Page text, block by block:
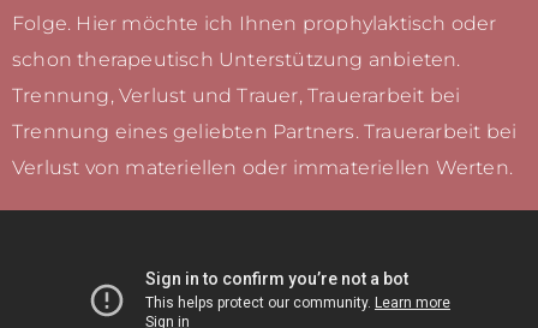
Folge. Hier möchte ich Ihnen prophylaktisch oder
schon therapeutisch Unterstützung anbieten.
Trennung, Verlust und Trauer, Trauerarbeit bei
Trennung eines geliebten Partners. Trauerarbeit bei
Verlust von materiellen oder immateriellen Werten.